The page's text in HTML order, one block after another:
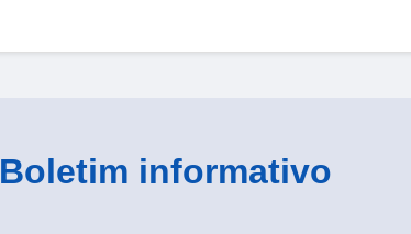
Boletim informativo